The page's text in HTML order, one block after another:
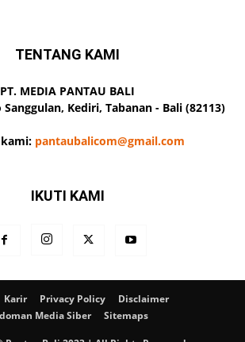
TENTANG KAMI
PT. MEDIA PANTAU BALI
Kediri, Tabanan - Bali (82113)
pantaubalicom@gmail.com
IKUTI KAMI
Karir Privacy Policy
Disclaimer
Media Siber
Sitemaps